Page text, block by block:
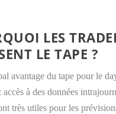
LES
LE TAPE ?
avantage du tape pour le
accès à des données
très utiles pour les